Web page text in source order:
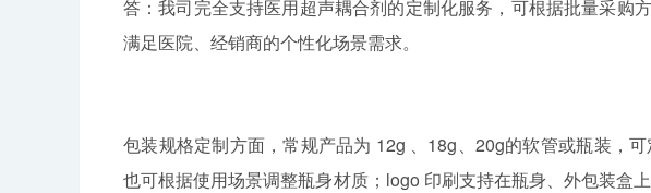
答：我司完全支持医用超声耦合剂的定制化服务，可根据批量采购
满足医院、经销商的个性化场景需求。
包装规格定制方面，常规产品为 12g 、18g、20g的软管或瓶装，
也可根据使用场景调整瓶身材质；logo 印刷支持在瓶身、外包装盒